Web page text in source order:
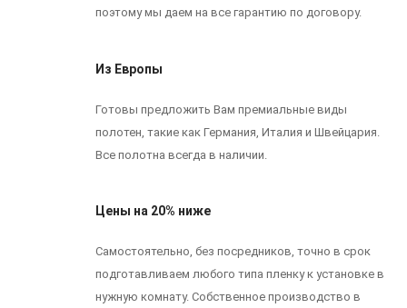
поэтому мы даем на все гарантию по договору.
Из Европы
Готовы предложить Вам премиальные виды
полотен, такие как Германия, Италия и Швейцария.
Все полотна всегда в наличии.
Цены на 20% ниже
Самостоятельно, без посредников, точно в срок
подготавливаем любого типа пленку к установке в
нужную комнату. Собственное производство в